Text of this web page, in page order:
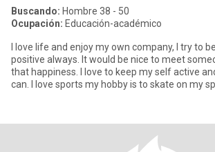
Buscando: Hombre 38 - 50
Ocupación: Educación-académico
I love life and enjoy my own company, I try to
positive always. It would be nice to meet
that happiness. I love to keep my self active
can. I love sports my hobby is to skate on my